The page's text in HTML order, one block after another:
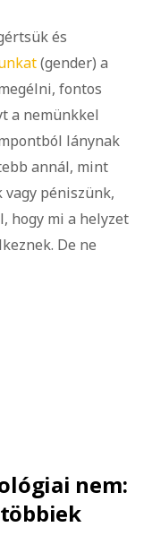
és
(gender) a
fontos
a nemünkkel
lánynak
annál, mint
péniszünk,
hogy mi a helyzet
De ne
nem: